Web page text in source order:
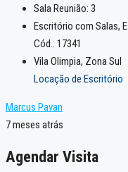
Sala Reunião: 3
Escritório com Salas,
Cód.: 17341
Vila Olimpia, Zona Sul
Locação de Escritório
Marcus Pavan
7 meses atrás
Agendar Visita